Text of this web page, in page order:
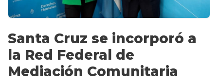
Santa Cruz se incorporó a
la Red Federal de
Mediación Comunitaria